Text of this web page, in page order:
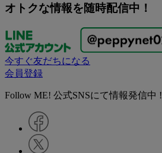
オトクな情報を随時配信中！
今すぐ友だちになる
会員登録
Follow ME! 公式SNSにて情報発信中 !